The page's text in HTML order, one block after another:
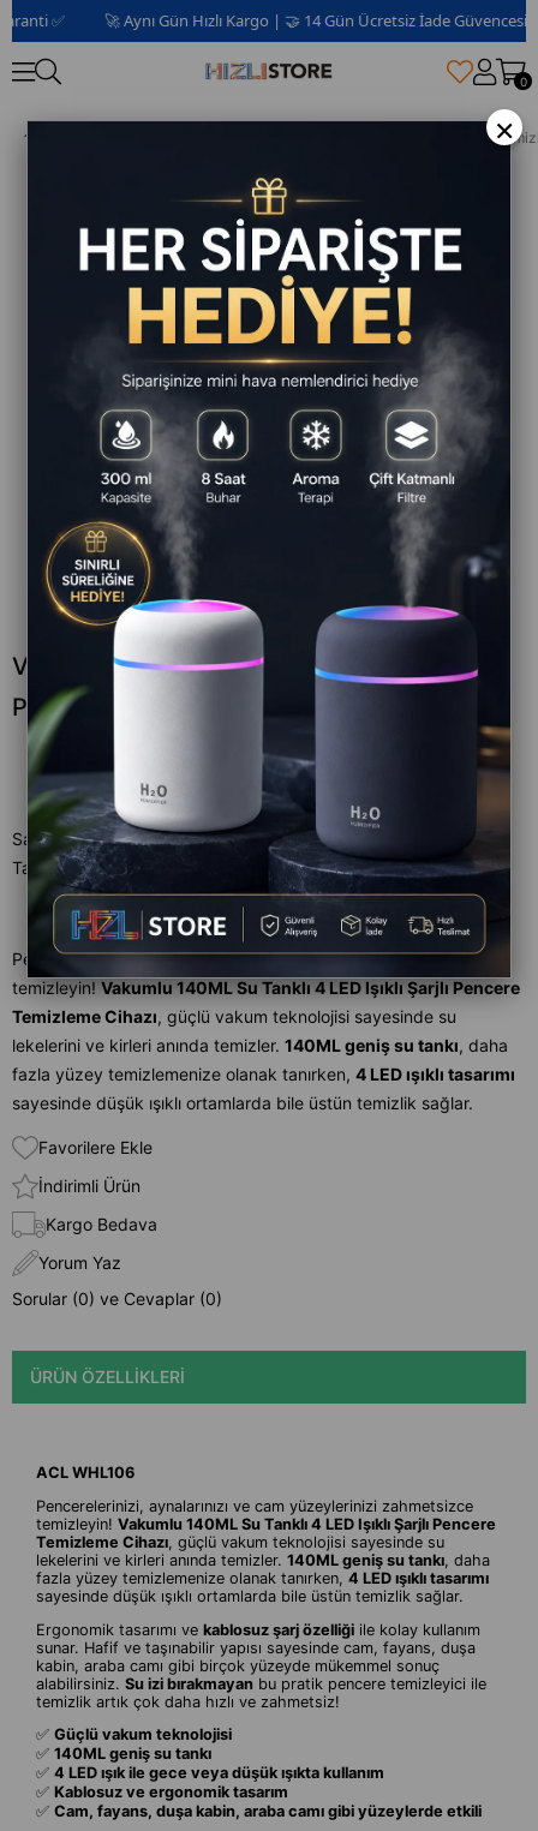
✅ 🚀 Aynı Gün Hızlı Kargo | 🤝 14 Gün Ücretsiz İade Güvencesi 📦
0
Vakumlu 140ML Su Tanklı 4 LED Işıklı Şarjlı
Pencere Temizleme Cihazı
Satıcı : HZL STORE
Tahmini Teslim Süresi
Pencerelerinizi, aynalarınızı ve cam yüzeylerinizi zahmetsizce
temizleyin! Vakumlu 140ML Su Tanklı 4 LED Işıklı Şarjlı Pencere
Temizleme Cihazı, güçlü vakum teknolojisi sayesinde su
lekelerini ve kirleri anında temizler. 140ML geniş su tankı, daha
fazla yüzey temizlemenize olanak tanırken, 4 LED ışıklı tasarımı
sayesinde düşük ışıklı ortamlarda bile üstün temizlik sağlar.
Favorilere Ekle
İndirimli Ürün
Kargo Bedava
Yorum Yaz
Sorular (0) ve Cevaplar (0)
ÜRÜN ÖZELLIKLERI
ACL WHL106
Pencerelerinizi, aynalarınızı ve cam yüzeylerinizi zahmetsizce
temizleyin! Vakumlu 140ML Su Tanklı 4 LED Işıklı Şarjlı Pencere
Temizleme Cihazı, güçlü vakum teknolojisi sayesinde su
lekelerini ve kirleri anında temizler. 140ML geniş su tankı, daha
fazla yüzey temizlemenize olanak tanırken, 4 LED ışıklı tasarımı
sayesinde düşük ışıklı ortamlarda bile üstün temizlik sağlar.
Ergonomik tasarımı ve kablosuz şarj özelliği ile kolay kullanım
sunar. Hafif ve taşınabilir yapısı sayesinde cam, fayans, duşa
kabin, araba camı gibi birçok yüzeyde mükemmel sonuç
alabilirsiniz. Su izi bırakmayan bu pratik pencere temizleyici ile
temizlik artık çok daha hızlı ve zahmetsiz!
✅ Güçlü vakum teknolojisi
✅ 140ML geniş su tankı
✅ 4 LED ışık ile gece veya düşük ışıkta kullanım
✅ Kablosuz ve ergonomik tasarım
✅ Cam, fayans, duşa kabin, araba camı gibi yüzeylerde etkili
×